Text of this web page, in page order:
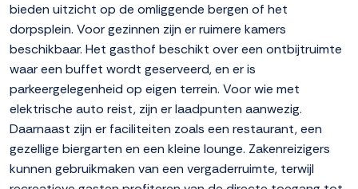
bieden uitzicht op de omliggende bergen of het
dorpsplein. Voor gezinnen zijn er ruimere kamers
beschikbaar. Het gasthof beschikt over een ontbijtruimte
waar een buffet wordt geserveerd, en er is
parkeergelegenheid op eigen terrein. Voor wie met
elektrische auto reist, zijn er laadpunten aanwezig.
Daarnaast zijn er faciliteiten zoals een restaurant, een
gezellige biergarten en een kleine lounge. Zakenreizigers
kunnen gebruikmaken van een vergaderruimte, terwijl